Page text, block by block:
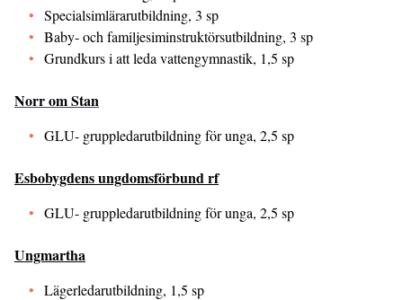
Specialsimlärarutbildning, 3 sp
Baby- och familjesiminstruktörsutbildning, 3 sp
Grundkurs i att leda vattengymnastik, 1,5 sp
Norr om Stan
GLU- gruppledarutbildning för unga, 2,5 sp
Esbobygdens ungdomsförbund rf
GLU- gruppledarutbildning för unga, 2,5 sp
Ungmartha
Lägerledarutbildning, 1,5 sp